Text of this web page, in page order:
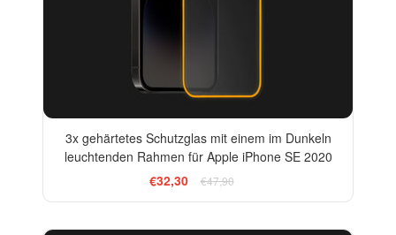
3x gehärtetes Schutzglas mit einem im Dunkeln
leuchtenden Rahmen für Apple iPhone SE 2020
€32,30
€47,90